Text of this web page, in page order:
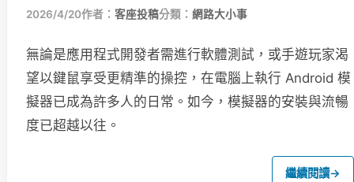
2026/4/20作者： 客座投稿分類： 網路大小事
無論是應用程式開發者需進行軟體測試，或手遊玩家渴
望以鍵鼠享受更精準的操控，在電腦上執行 Android 模
擬器已成為許多人的日常。如今，模擬器的安裝與流暢
度已超越以往。
繼續閱讀→